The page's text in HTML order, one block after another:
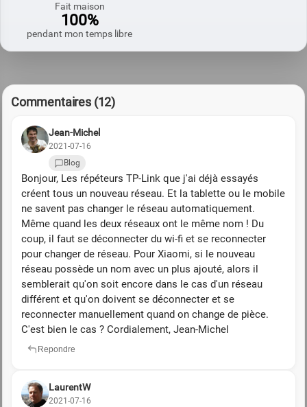
Fait maison
100%
pendant mon temps libre
Commentaires (12)
Jean-Michel
2021-07-16
Blog
Bonjour, Les répéteurs TP-Link que j'ai déjà essayés
créent tous un nouveau réseau. Et la tablette ou le mobile
ne savent pas changer le réseau automatiquement.
Même quand les deux réseaux ont le même nom ! Du
coup, il faut se déconnecter du wi-fi et se reconnecter
pour changer de réseau. Pour Xiaomi, si le nouveau
réseau possède un nom avec un plus ajouté, alors il
semblerait qu'on soit encore dans le cas d'un réseau
différent et qu'on doivent se déconnecter et se
reconnecter manuellement quand on change de pièce.
C'est bien le cas ? Cordialement, Jean-Michel
Repondre
LaurentW
2021-07-16